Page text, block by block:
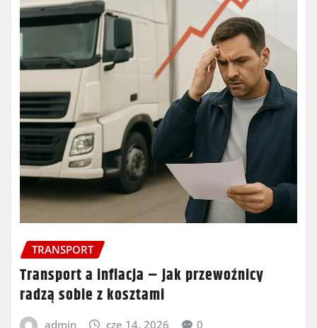
TRANSPORT
Transport a inflacja – jak przewoźnicy
radzą sobie z kosztami
admin cze 14, 2026 0